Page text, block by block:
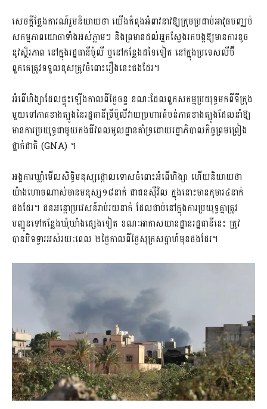
សេចក្តីថ្លែងការណ៍រួមនិយាយថា យើងកំពុងអំពាវនាវឱ្យក្រុមប្រដាប់អាវុធបញ្ឈប់
សកម្មភាពយោធាទាំងអស់ភ្លាមៗ និងព្រមានដល់អ្នកស្វែងរកបង្កឱ្យមានការខូច
នូវស្ថិរភាព នៅក្នុងរដ្ឋធានីប៉ូលី ឬនៅកន្លែងដទៃទៀត នៅក្នុងប្រទេសលីប៊ី
ពួកគេត្រូវទទួលខុសត្រូវចំពោះរឿងនេះផងដែរ។
អំពើហិង្សាដែលផ្ទុះឡើងកាលពីថ្ងៃចន្ទ ខណៈដែលពួកសកម្មប្រយុទ្ធមកពីទីក្រុង
មួយទៅភាគខាងត្បូងនៃរដ្ឋធានីទ្រីប៉ូលីវាយប្រហារតំបន់ភាគខាងត្បូងដែលនាំឱ្យ
មានការប្រយុទ្ធជាមួយកងជីវពលមូលដ្ឋានគាំទ្រដោយរដ្ឋាភិបាលកិច្ចព្រមព្រៀង
ថ្នាក់ជាតិ (GNA) ។
អង្គការឃ្លាំមើលសិទ្ធិមនុស្សថ្កោលទោសចំពោះអំពើហិង្សា ហើយនិយាយថា
យ៉ាងហោចណាស់មានមនុស្ស១៨នាក់ ជាជនស៊ីវិល ក្នុងនោះមានកុមារ៤នាក់
ផងដែរ។ ជនអន្តោប្រវេសន៍រាប់រយនាក់ ដែលជាប់នៅក្នុងការប្រយុទ្ធគ្នាត្រូវ
បញ្ជូនទៅកន្លែងឃុំឃាំងផ្សេងទៀត ខណៈអាកាសយានដ្ឋានរដ្ឋធានីនេះ ត្រូវ
បានបិទទ្វារអស់រយៈពេល ២ថ្ងៃកាលពីថ្ងៃសុក្រសប្តាហ៍មុនផងដែរ។